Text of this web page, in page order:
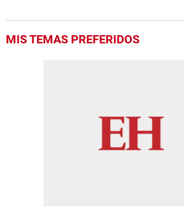
MIS TEMAS PREFERIDOS